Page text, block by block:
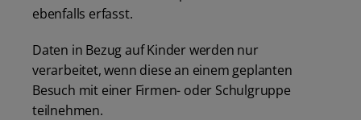
ebenfalls erfasst.
Daten in Bezug auf Kinder werden nur
verarbeitet, wenn diese an einem geplanten
Besuch mit einer Firmen- oder Schulgruppe
teilnehmen.